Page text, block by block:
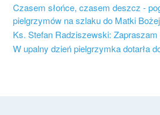
Czasem słońce, czasem deszcz -
pielgrzymów na szlaku do Matki Bożej
Ks. Stefan Radziszewski: Zapraszam
W upalny dzień pielgrzymka dotarła